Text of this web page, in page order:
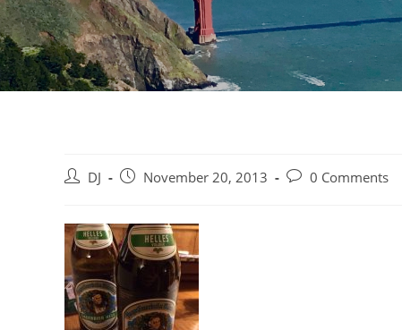
Beitrags-
DJ
BeitragNovember 20, 2013
Beitrags-
0 Comments